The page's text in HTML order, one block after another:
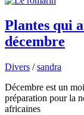
Plantes qui
décembre
Divers /sandra
Décembre est un
préparation pour la
africaines